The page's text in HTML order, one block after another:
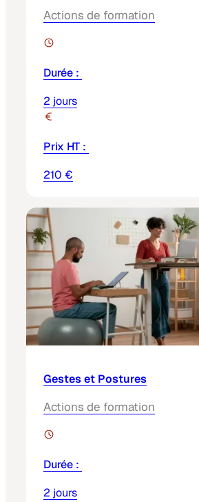
Actions de formation
Durée :
2 jours
Prix HT :
210 €
Gestes et Postures
Actions de formation
Durée :
2 jours